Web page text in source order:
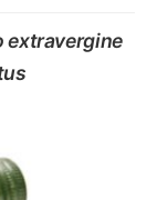
extravergine